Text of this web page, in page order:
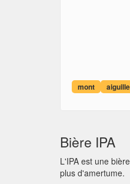
mont aiguille
Bière IPA
L'IPA est une
plus d'amertume.